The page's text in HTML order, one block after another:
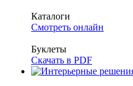
Каталоги
Смотреть онлайн
Буклеты
Скачать в PDF